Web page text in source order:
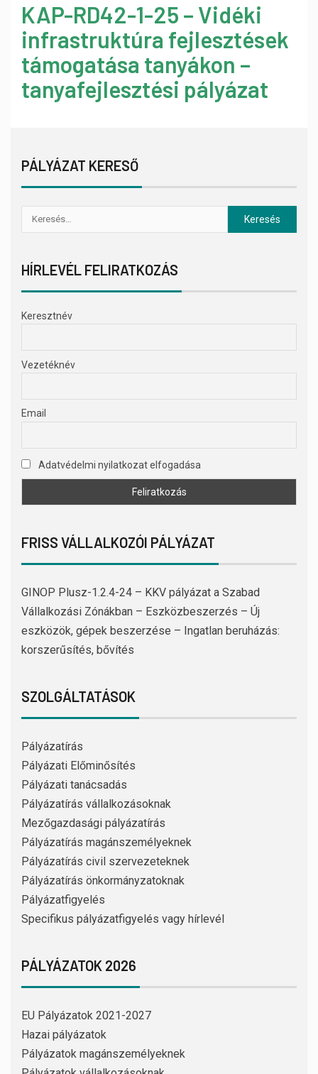
KAP-RD42-1-25 – Vidéki
infrastruktúra fejlesztések
támogatása tanyákon –
tanyafejlesztési pályázat
PÁLYÁZAT KERESŐ
HÍRLEVÉL FELIRATKOZÁS
Keresztnév
Vezetéknév
Email
Adatvédelmi nyilatkozat elfogadása
FRISS VÁLLALKOZÓI PÁLYÁZAT
GINOP Plusz-1.2.4-24 – KKV pályázat a Szabad
Vállalkozási Zónákban – Eszközbeszerzés – Új
eszközök, gépek beszerzése – Ingatlan beruházás:
korszerűsítés, bővítés
SZOLGÁLTATÁSOK
Pályázatírás
Pályázati Előminősítés
Pályázati tanácsadás
Pályázatírás vállalkozásoknak
Mezőgazdasági pályázatírás
Pályázatírás magánszemélyeknek
Pályázatírás civil szervezeteknek
Pályázatírás önkormányzatoknak
Pályázatfigyelés
Specifikus pályázatfigyelés vagy hírlevél
PÁLYÁZATOK 2026
EU Pályázatok 2021-2027
Hazai pályázatok
Pályázatok magánszemélyeknek